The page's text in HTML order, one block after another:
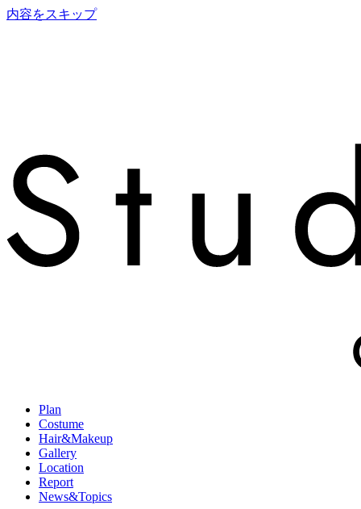
内容をスキップ
Plan
Costume
Hair&Makeup
Gallery
Location
Report
News&Topics